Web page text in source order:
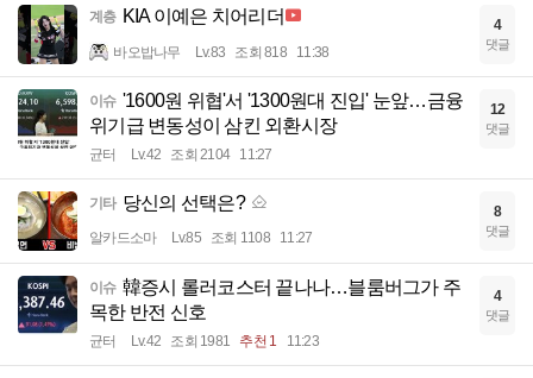
계층 KIA 이예은 치어리더
바오밥나무 Lv.83 조회 818 11:38
4
댓글
이슈 '1600원 위협'서 '1300원대 진입' 눈앞…금융
위기급 변동성이 삼킨 외환시장
균터 Lv.42 조회 2104 11:27
12
댓글
기타 당신의 선택은?
알카드소마 Lv.85 조회 1108 11:27
8
댓글
이슈 韓증시 롤러코스터 끝나나…블룸버그가 주
목한 반전 신호
균터 Lv.42 조회 1981 추천 1 11:23
4
댓글